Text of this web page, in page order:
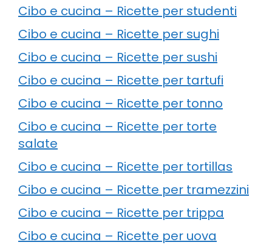
Cibo e cucina – Ricette per studenti
Cibo e cucina – Ricette per sughi
Cibo e cucina – Ricette per sushi
Cibo e cucina – Ricette per tartufi
Cibo e cucina – Ricette per tonno
Cibo e cucina – Ricette per torte
salate
Cibo e cucina – Ricette per tortillas
Cibo e cucina – Ricette per tramezzini
Cibo e cucina – Ricette per trippa
Cibo e cucina – Ricette per uova